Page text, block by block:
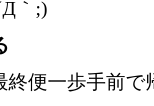
｀;)
終便一歩手前で